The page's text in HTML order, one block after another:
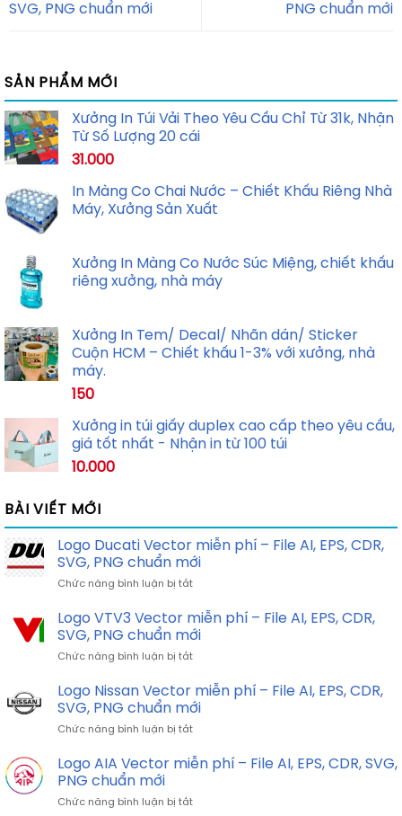
SVG, PNG chuẩn mới
PNG chuẩn mới
SẢN PHẨM MỚI
Xưởng In Túi Vải Theo Yêu Cầu Chỉ Từ 31k, Nhận
Từ Số Lượng 20 cái
31.000
In Màng Co Chai Nước – Chiết Khấu Riêng Nhà
Máy, Xưởng Sản Xuất
Xưởng In Màng Co Nước Súc Miệng, chiết khấu
riêng xưởng, nhà máy
Xưởng In Tem/ Decal/ Nhãn dán/ Sticker
Cuộn HCM – Chiết khấu 1-3% với xưởng, nhà
máy.
150
Xưởng in túi giấy duplex cao cấp theo yêu cầu,
giá tốt nhất - Nhận in từ 100 túi
10.000
BÀI VIẾT MỚI
Logo Ducati Vector miễn phí – File AI, EPS, CDR,
SVG, PNG chuẩn mới
Chức năng bình luận bị tắtở
Ducati
Vector
phí
File
AI,
CDR,
PNG
Logo VTV3 Vector miễn phí – File AI, EPS, CDR,
SVG, PNG chuẩn mới
Chức năng bình luận bị tắtở
VTV3
Vector
phí
File
CDR,
Logo Nissan Vector miễn phí – File AI, EPS, CDR,
SVG, PNG chuẩn mới
Chức năng bình luận bị tắtở
Nissan
Vector
phí
Logo AIA Vector miễn phí – File AI, EPS, CDR, SVG,
PNG chuẩn mới
Chức năng bình luận bị tắtở